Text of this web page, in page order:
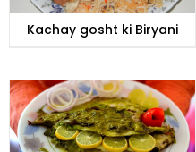
Kachay gosht ki Biryani